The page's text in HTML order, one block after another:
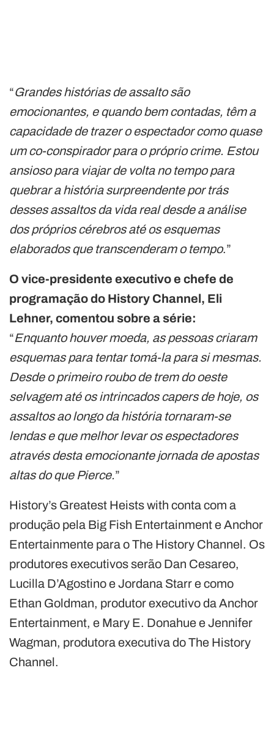
“Grandes histórias de assalto são
emocionantes, e quando bem contadas, têm a
capacidade de trazer o espectador como quase
um co-conspirador para o próprio crime. Estou
ansioso para viajar de volta no tempo para
quebrar a história surpreendente por trás
desses assaltos da vida real desde a análise
dos próprios cérebros até os esquemas
elaborados que transcenderam o tempo.”
O vice-presidente executivo e chefe de
programação do History Channel, Eli
Lehner, comentou sobre a série:
“Enquanto houver moeda, as pessoas criaram
esquemas para tentar tomá-la para si mesmas.
Desde o primeiro roubo de trem do oeste
selvagem até os intrincados capers de hoje, os
assaltos ao longo da história tornaram-se
lendas e que melhor levar os espectadores
através desta emocionante jornada de apostas
altas do que Pierce.”
History’s Greatest Heists with conta com a
produção pela Big Fish Entertainment e Anchor
Entertainmente para o The History Channel. Os
produtores executivos serão Dan Cesareo,
Lucilla D’Agostino e Jordana Starr e como
Ethan Goldman, produtor executivo da Anchor
Entertainment, e Mary E. Donahue e Jennifer
Wagman, produtora executiva do The History
Channel.